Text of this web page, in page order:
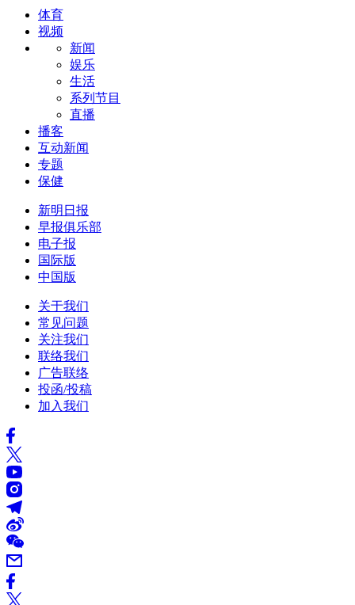
体育
视频
新闻
娱乐
生活
系列节目
直播
播客
互动新闻
专题
保健
新明日报
早报俱乐部
电子报
国际版
中国版
关于我们
常见问题
关注我们
联络我们
广告联络
投函/投稿
加入我们